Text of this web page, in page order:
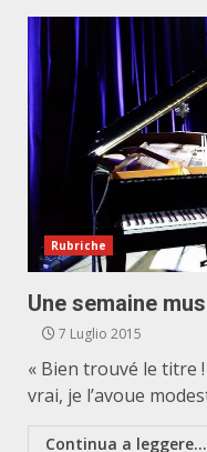
Rubriche
Une semaine
7 Luglio 2015
« Bien trouvé le titre
vrai, je l’avoue
Continua a leggere...